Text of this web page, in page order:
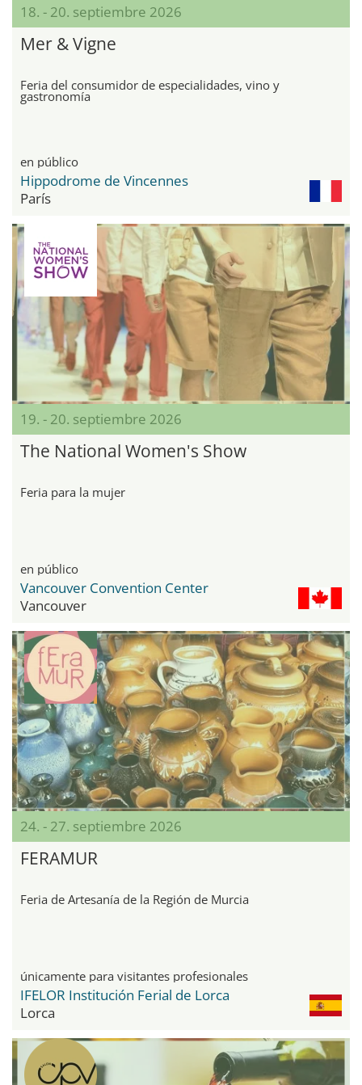
18. - 20. septiembre 2026
Mer & Vigne
Feria del consumidor de especialidades, vino y
gastronomía
en público
Hippodrome de Vincennes
París
19. - 20. septiembre 2026
The National Women's Show
Feria para la mujer
en público
Vancouver Convention Center
Vancouver
24. - 27. septiembre 2026
FERAMUR
Feria de Artesanía de la Región de Murcia
únicamente para visitantes profesionales
IFELOR Institución Ferial de Lorca
Lorca